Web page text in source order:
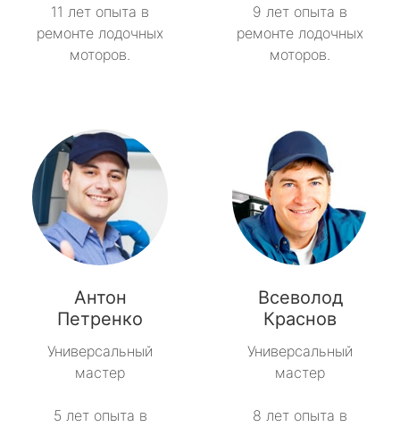
11 лет опыта в
ремонте лодочных
моторов.
9 лет опыта в
ремонте лодочных
моторов.
Антон
Петренко
Универсальный
мастер
5 лет опыта в
Всеволод
Краснов
Универсальный
мастер
8 лет опыта в